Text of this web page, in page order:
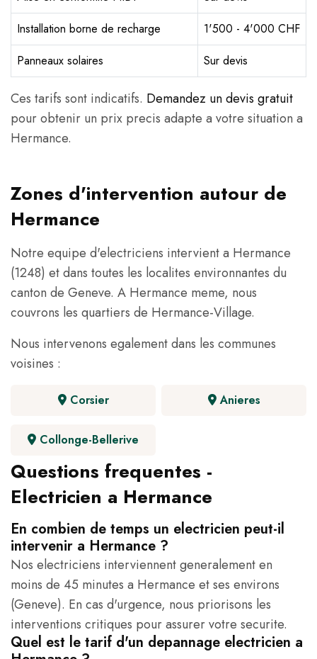
Installation borne de recharge
1'500 - 4'000 CHF
Panneaux solaires
Sur devis
Ces tarifs sont indicatifs. Demandez un devis gratuit
pour obtenir un prix precis adapte a votre situation a
Hermance.
Zones d'intervention autour de
Hermance
Notre equipe d'electriciens intervient a Hermance
(1248) et dans toutes les localites environnantes du
canton de Geneve. A Hermance meme, nous
couvrons les quartiers de Hermance-Village.
Nous intervenons egalement dans les communes
voisines :
Corsier Anieres
Collonge-Bellerive
Questions frequentes -
Electricien a Hermance
En combien de temps un electricien peut-il
intervenir a Hermance ?
Nos electriciens interviennent generalement en
moins de 45 minutes a Hermance et ses environs
(Geneve). En cas d'urgence, nous priorisons les
interventions critiques pour assurer votre securite.
Quel est le tarif d'un depannage electricien a